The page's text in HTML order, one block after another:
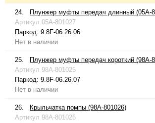
24.
Плунжер муфты передач длинный (05A-
Артикул 05A-801027
Паркод: 9.8F-06.26.06
Нет в наличии
25.
Плунжер муфты передач короткий (98A-
Артикул 98A-801025
Паркод: 9.8F-06.26.07
Нет в наличии
26.
Крыльчатка помпы (98A-801026)
Артикул 98A-801026